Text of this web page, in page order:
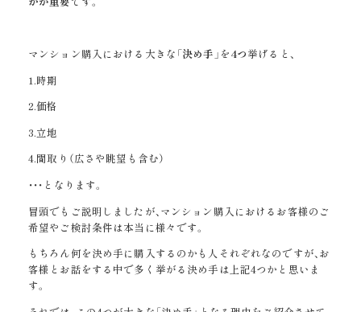
マンション購入における大きな 「決め手」 を4つ挙げると、
1.時期
2.価格
3.立地
4.間取り（広さや眺望も含む）
・・・となります。
冒頭でもご説明しましたが、マンション購入におけるお客様のご
希望やご検討条件は本当に様々です。
もちろん何を決め手に購入するのかも人それぞれなのですが、お
客様とお話をする中で多く挙がる決め手は上記4つかと思いま
す。